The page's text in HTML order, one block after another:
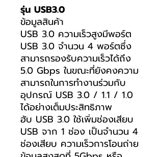
รุ่น USB3.0
ข้อมูลสินค้า
USB 3.0 ความเร็วสูงมีพอร์ต
USB 3.0 จำนวน 4 พอร์ตซึ่ง
สามารถรองรับความเร็วได้ถึง
5.0 Gbps ในขณะที่ยังคงความ
สามารถในการทำงานร่วมกับ
อุปกรณ์ USB 3.0 / 1.1 / 1.0
ได้อย่างเต็มประสิทธิภาพ
ฮับ USB 3.0 ใช้เพิ่มช่องเสียบ
USB จาก 1 ช่อง เป็นจำนวน 4
ช่องเสียบ ความเร็วการโอนถ่าย